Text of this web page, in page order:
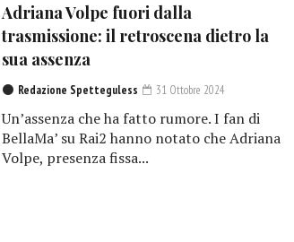
Adriana Volpe fuori dalla
trasmissione: il retroscena dietro la
sua assenza
Redazione Spetteguless 31 Ottobre 2024
Un’assenza che ha fatto rumore. I fan di
BellaMa’ su Rai2 hanno notato che Adriana
Volpe, presenza fissa...